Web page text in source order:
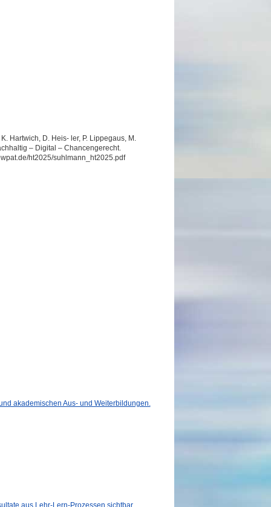
Hartwich, D. Heis- ler, P. Lippegaus, M.
– Digital – Chancengerecht.
ht2025/suhlmann_ht2025.pdf
akademischen Aus- und Weiterbildungen.
aus Lehr-Lern-Prozessen sichtbar